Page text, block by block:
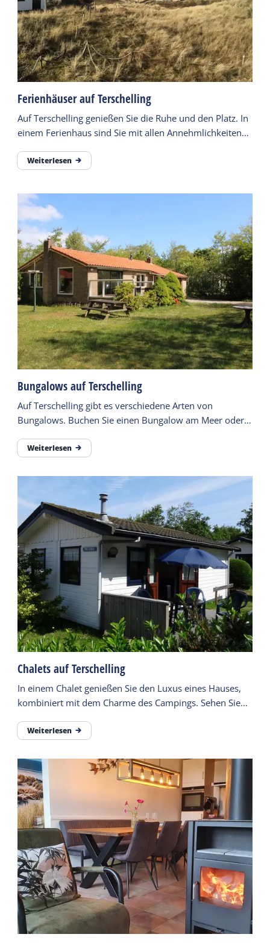
Ferienhäuser auf Terschelling
Auf Terschelling genießen Sie die Ruhe und den Platz. In
einem Ferienhaus sind Sie mit allen Annehmlichkeiten
Weiterlesen
Bungalows auf Terschelling
Auf Terschelling gibt es verschiedene Arten von
Bungalows. Buchen Sie einen Bungalow am Meer oder
Weiterlesen
Chalets auf Terschelling
In einem Chalet genießen Sie den Luxus eines Hauses,
kombiniert mit dem Charme des Campings. Sehen Sie
Weiterlesen